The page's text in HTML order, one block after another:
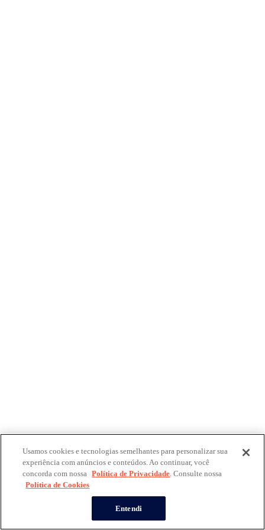
Usamos cookies e tecnologias semelhantes para personalizar sua
experiência com anúncios e conteúdos. Ao continuar, você
concorda com nossa Política de Privacidade. Consulte nossa
Política de Cookies
Entendi